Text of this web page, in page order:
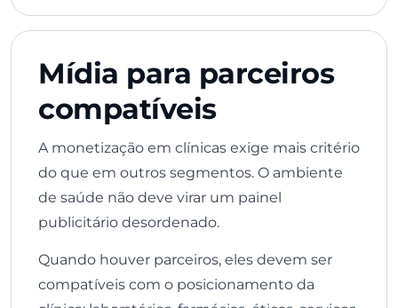
Mídia para parceiros
compatíveis
A monetização em clínicas exige mais critério
do que em outros segmentos. O ambiente
de saúde não deve virar um painel
publicitário desordenado.
Quando houver parceiros, eles devem ser
compatíveis com o posicionamento da